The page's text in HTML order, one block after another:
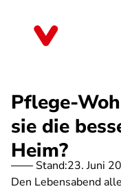
Pflege-
sie die
Heim?
Stand:23. Juni
Den Lebensabend